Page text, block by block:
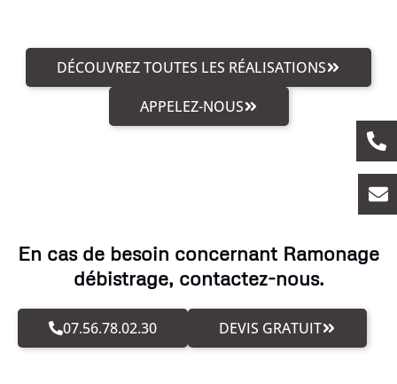
DÉCOUVREZ TOUTES LES RÉALISATIONS
APPELEZ-NOUS
En cas de besoin concernant Ramonage
débistrage, contactez-nous.
07.56.78.02.30 DEVIS GRATUIT